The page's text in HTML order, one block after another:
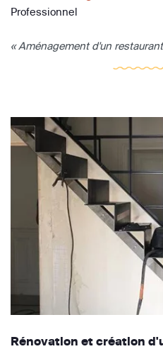
Professionnel
« Aménagement d'un
Rénovation et création